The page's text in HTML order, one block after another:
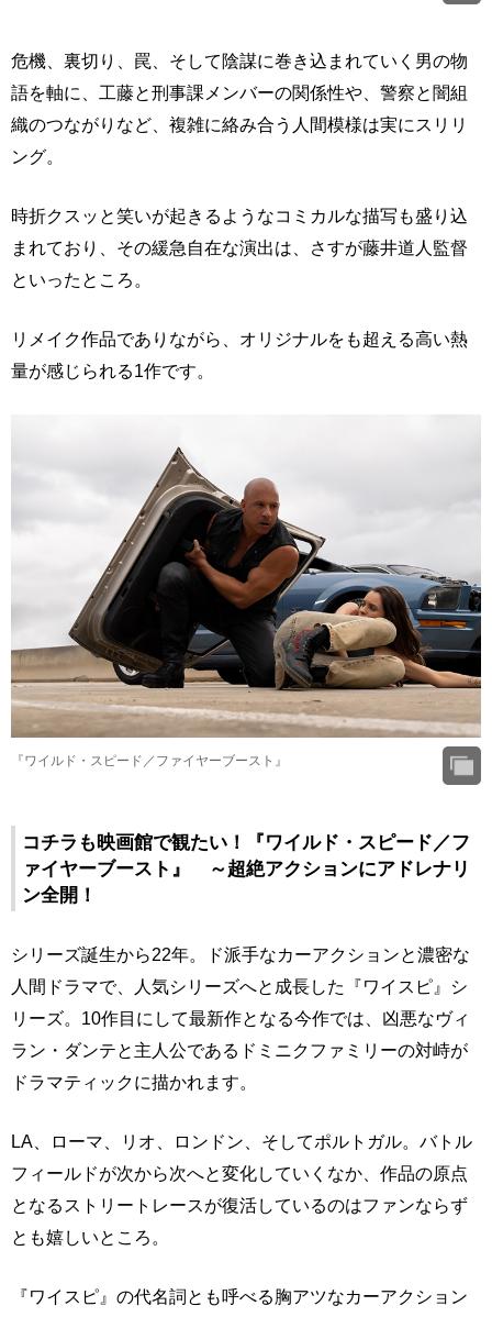
危機、裏切り、罠、そして陰謀に巻き込まれていく男の物
語を軸に、工藤と刑事課メンバーの関係性や、警察と闇組
織のつながりなど、複雑に絡み合う人間模様は実にスリリ
ング。
時折クスッと笑いが起きるようなコミカルな描写も盛り込
まれており、その緩急自在な演出は、さすが藤井道人監督
といったところ。
リメイク作品でありながら、オリジナルをも超える高い熱
量が感じられる1作です。
『ワイルド・スピード／ファイヤーブースト』
コチラも映画館で観たい！『ワイルド・スピード／フ
ァイヤーブースト』 ～超絶アクションにアドレナリ
ン全開！
シリーズ誕生から22年。ド派手なカーアクションと濃密な
人間ドラマで、人気シリーズへと成長した『ワイスピ』シ
リーズ。10作目にして最新作となる今作では、凶悪なヴィ
ラン・ダンテと主人公であるドミニクファミリーの対峙が
ドラマティックに描かれます。
LA、ローマ、リオ、ロンドン、そしてポルトガル。バトル
フィールドが次から次へと変化していくなか、作品の原点
となるストリートレースが復活しているのはファンならず
とも嬉しいところ。
『ワイスピ』の代名詞とも呼べる胸アツなカーアクション